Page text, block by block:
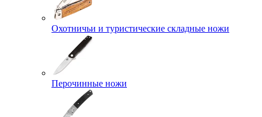
Охотничьи и туристические складные ножи
Перочинные ножи